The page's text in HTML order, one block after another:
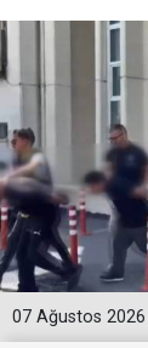
07 Ağustos 2026